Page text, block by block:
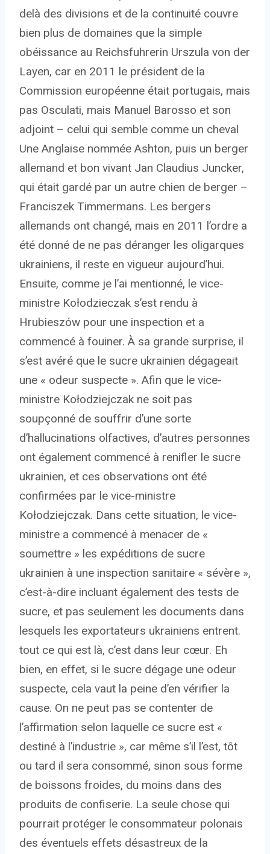
delà des divisions et de la continuité couvre
bien plus de domaines que la simple
obéissance au Reichsfuhrerin Urszula von der
Layen, car en 2011 le président de la
Commission européenne était portugais, mais
pas Osculati, mais Manuel Barosso et son
adjoint – celui qui semble comme un cheval
Une Anglaise nommée Ashton, puis un berger
allemand et bon vivant Jan Claudius Juncker,
qui était gardé par un autre chien de berger –
Franciszek Timmermans. Les bergers
allemands ont changé, mais en 2011 l’ordre a
été donné de ne pas déranger les oligarques
ukrainiens, il reste en vigueur aujourd’hui.
Ensuite, comme je l’ai mentionné, le vice-
ministre Kołodzieczak s’est rendu à
Hrubieszów pour une inspection et a
commencé à fouiner. À sa grande surprise, il
s’est avéré que le sucre ukrainien dégageait
une « odeur suspecte ». Afin que le vice-
ministre Kołodziejczak ne soit pas
soupçonné de souffrir d’une sorte
d’hallucinations olfactives, d’autres personnes
ont également commencé à renifler le sucre
ukrainien, et ces observations ont été
confirmées par le vice-ministre
Kołodziejczak. Dans cette situation, le vice-
ministre a commencé à menacer de «
soumettre » les expéditions de sucre
ukrainien à une inspection sanitaire « sévère »,
c’est-à-dire incluant également des tests de
sucre, et pas seulement les documents dans
lesquels les exportateurs ukrainiens entrent.
tout ce qui est là, c’est dans leur cœur. Eh
bien, en effet, si le sucre dégage une odeur
suspecte, cela vaut la peine d’en vérifier la
cause. On ne peut pas se contenter de
l’affirmation selon laquelle ce sucre est «
destiné à l’industrie », car même s’il l’est, tôt
ou tard il sera consommé, sinon sous forme
de boissons froides, du moins dans des
produits de confiserie. La seule chose qui
pourrait protéger le consommateur polonais
des éventuels effets désastreux de la